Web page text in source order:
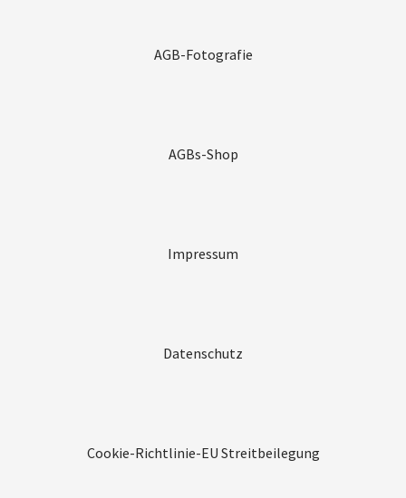
AGB-Fotografie
AGBs-Shop
Impressum
Datenschutz
Cookie-Richtlinie-EU Streitbeilegung